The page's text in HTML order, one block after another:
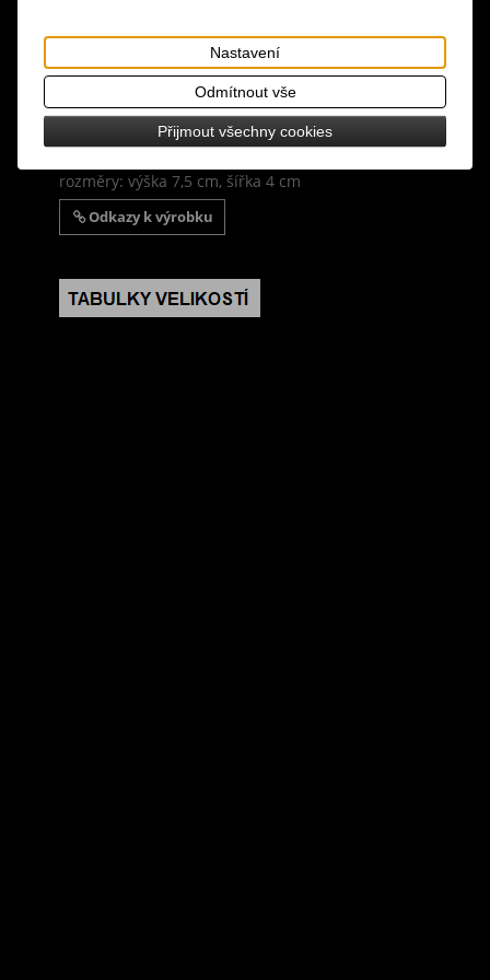
design: výrazné sponky do vlasů ve tvaru
kostlivcovy hnáty, balení obsahuje 2 ks
rozměry: výška 7,5 cm, šířka 4 cm
Odkazy k výrobku
Nastavení
Odmítnout vše
Přijmout všechny cookies